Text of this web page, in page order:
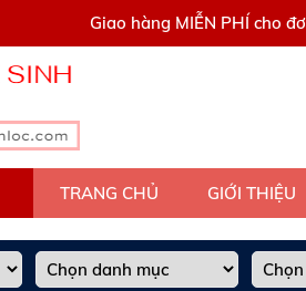
Giao hàng MIỄN PHÍ cho
TRANG CHỦ GIỚI THIỆU